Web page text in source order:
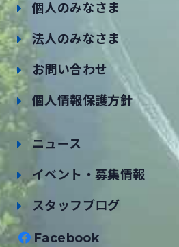
個人のみなさま
法人のみなさま
お問い合わせ
個人情報保護方針
ニュース
イベント・募集情報
スタッフブログ
Facebook